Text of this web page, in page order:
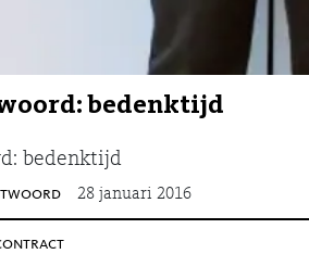
bedenktijd
bedenktijd
28 januari 2016